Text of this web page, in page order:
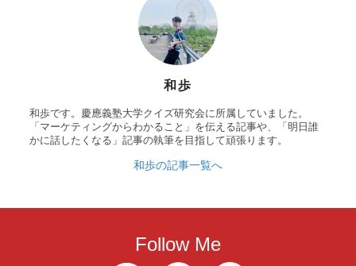
和歩
和歩です。慶應義塾大学クイズ研究会に所属していました。
「マーケティングからわかること」を伝える記事や、「明日誰
かに話したくなる」記事の執筆を目指して頑張ります。
和歩の記事一覧へ
Follow Me